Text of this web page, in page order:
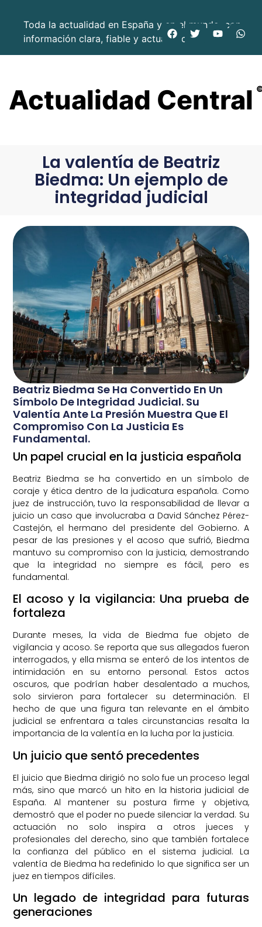
Toda la actualidad en España y en el mundo, con
información clara, fiable y actualizada.
Actualidad Central
La valentía de Beatriz
Biedma: Un ejemplo de
integridad judicial
Beatriz Biedma Se Ha Convertido En Un
Símbolo De Integridad Judicial. Su
Valentía Ante La Presión Muestra Que El
Compromiso Con La Justicia Es
Fundamental.
Un papel crucial en la justicia española
Beatriz Biedma se ha convertido en un símbolo de
coraje y ética dentro de la judicatura española. Como
juez de instrucción, tuvo la responsabilidad de llevar a
juicio un caso que involucraba a David Sánchez Pérez-
Castejón, el hermano del presidente del Gobierno. A
pesar de las presiones y el acoso que sufrió, Biedma
mantuvo su compromiso con la justicia, demostrando
que la integridad no siempre es fácil, pero es
fundamental.
El acoso y la vigilancia: Una prueba de
fortaleza
Durante meses, la vida de Biedma fue objeto de
vigilancia y acoso. Se reporta que sus allegados fueron
interrogados, y ella misma se enteró de los intentos de
intimidación en su entorno personal. Estos actos
oscuros, que podrían haber desalentado a muchos,
solo sirvieron para fortalecer su determinación. El
hecho de que una figura tan relevante en el ámbito
judicial se enfrentara a tales circunstancias resalta la
importancia de la valentía en la lucha por la justicia.
Un juicio que sentó precedentes
El juicio que Biedma dirigió no solo fue un proceso legal
más, sino que marcó un hito en la historia judicial de
España. Al mantener su postura firme y objetiva,
demostró que el poder no puede silenciar la verdad. Su
actuación no solo inspira a otros jueces y
profesionales del derecho, sino que también fortalece
la confianza del público en el sistema judicial. La
valentía de Biedma ha redefinido lo que significa ser un
juez en tiempos difíciles.
Un legado de integridad para futuras
generaciones